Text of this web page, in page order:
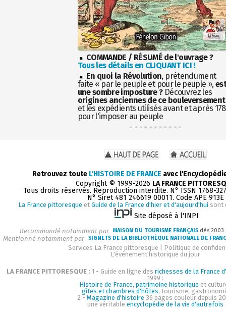
COMMANDE / RÉSUMÉ de l'ouvrage ?
Tous les détails en CLIQUANT ICI !
En quoi la Révolution, prétendument
faite « par le peuple et pour le peuple »,
une sombre imposture ?Découvrez les
origines anciennes de ce bouleversement
et les expédients utilisés avant et après
pour l'imposer au peuple
- - - - - - - - - - -
Retrouvez toute L'HISTOIRE DE FRANCE avec
Copyright © 1999-2026 LA FRANCE
Tous droits réservés. Reproduction interdite. N° ISSN 1768-
N° Siret 481 246619 00011. Code APE 913E
La France pittoresque et Guide de la France d'hier et d'aujourd'hui sont
Site déposé à l'INPI
Recommandé notamment par MAISON DU TOURISME FRANÇAIS dès
Mentionné notamment par SIGNETS DE LA BIBLIOTHÈQUE NATIONALE DE
Services La France pittoresque
Politique de
L'événement historique du jour
LA FRANCE PITTORESQUE : 1 - Guide en ligne des richesses de la France
1999 :
Histoire de France, patrimoine historique et
gîtes et chambres d'hôtes, tourisme,
2 - Magazine d'histoire 36 pages couleur depuis
une véritable encyclopédie de la vie d'autrefois